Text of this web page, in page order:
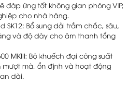
đáp ứng tốt không gian phòng VIP,
cho nhà hàng.
SK12: Bổ sung dải trầm chắc, sâu,
và độ dày cho âm thanh tổng
MKIII: Bộ khuếch đại công suất
mượt mà, ổn định và hoạt động
dài.